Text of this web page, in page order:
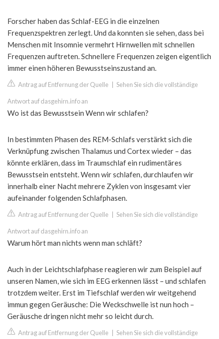
Forscher haben das Schlaf-​EEG in die einzelnen
Frequenzspektren zerlegt. Und da konnten sie sehen, dass bei
Menschen mit Insomnie vermehrt Hirnwellen mit schnellen
Frequenzen auftreten. Schnellere Frequenzen zeigen eigentlich
immer einen höheren Bewusstseinszustand an.
Antrag auf Entfernung der Quelle Sehen Sie sich die vollständige
Antwort auf dasgehirn.info an
Wo ist das Bewusstsein Wenn wir schlafen?
In bestimmten Phasen des REM-Schlafs verstärkt sich die
Verknüpfung zwischen Thalamus und Cortex wieder – das
könnte erklären, dass im Traumschlaf ein rudimentäres
Bewusstsein entsteht. Wenn wir schlafen, durchlaufen wir
innerhalb einer Nacht mehrere Zyklen von insgesamt vier
aufeinander folgenden Schlafphasen.
Antrag auf Entfernung der Quelle Sehen Sie sich die vollständige
Antwort auf dasgehirn.info an
Warum hört man nichts wenn man schläft?
Auch in der Leichtschlafphase reagieren wir zum Beispiel auf
unseren Namen, wie sich im EEG erkennen lässt – und schlafen
trotzdem weiter. Erst im Tiefschlaf werden wir weitgehend
immun gegen Geräusche: Die Weckschwelle ist nun hoch –
Geräusche dringen nicht mehr so leicht durch.
Antrag auf Entfernung der Quelle Sehen Sie sich die vollständige